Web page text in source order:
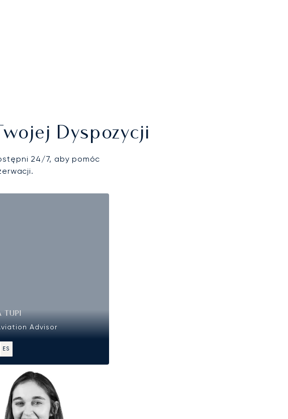
Dyspozycji
24/7, aby pomóc
TUPI
Advisor
ES